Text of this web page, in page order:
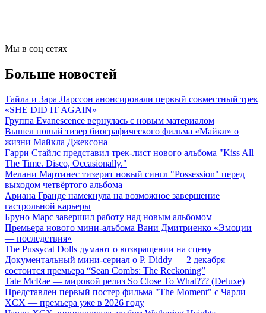
Мы в соц сетях
Больше новостей
Тайла и Зара Ларссон анонсировали первый совместный трек
«SHE DID IT AGAIN»
Группа Evanescence вернулась с новым материалом
Вышел новый тизер биографического фильма «Майкл» о
жизни Майкла Джексона
Гарри Стайлс представил трек-лист нового альбома "Kiss All
The Time. Disco, Occasionally."
Мелани Мартинес тизерит новый сингл "Possession" перед
выходом четвёртого альбома
Ариана Гранде намекнула на возможное завершение
гастрольной карьеры
Бруно Марс завершил работу над новым альбомом
Премьера нового мини-альбома Вани Дмитриенко «Эмоции
— последствия»
The Pussycat Dolls думают о возвращении на сцену
Документальный мини-сериал о P. Diddy — 2 декабря
состоится премьера “Sean Combs: The Reckoning”
Tate McRae — мировой релиз So Close To What??? (Deluxe)
Представлен первый постер фильма "The Moment" с Чарли
XCX — премьера уже в 2026 году